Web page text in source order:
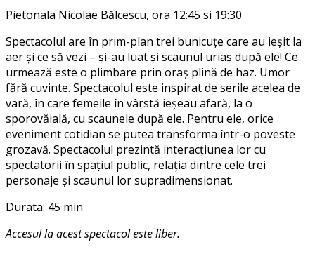
Pietonala Nicolae Bălcescu, ora 12:45 si 19:30
Spectacolul are în prim-plan trei bunicuțe care au ieșit la
aer și ce să vezi – și-au luat și scaunul uriaș după ele! Ce
urmează este o plimbare prin oraș plină de haz. Umor
fără cuvinte. Spectacolul este inspirat de serile acelea de
vară, în care femeile în vârstă ieșeau afară, la o
sporovăială, cu scaunele după ele. Pentru ele, orice
eveniment cotidian se putea transforma într-o poveste
grozavă. Spectacolul prezintă interacțiunea lor cu
spectatorii în spațiul public, relația dintre cele trei
personaje și scaunul lor supradimensionat.
Durata: 45 min
Accesul la acest spectacol este liber.